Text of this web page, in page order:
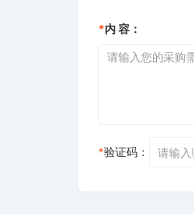
*内 容：
*验证码：